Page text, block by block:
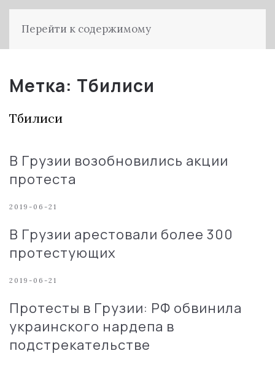
Перейти к содержимому
Метка: Тбилиси
Тбилиси
В Грузии возобновились акции
протеста
2019-06-21
В Грузии арестовали более 300
протестующих
2019-06-21
Протесты в Грузии: РФ обвинила
украинского нардепа в
подстрекательстве